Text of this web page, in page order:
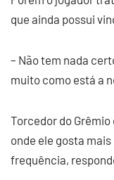
que ainda possui
– Não tem nada
muito como está a
Torcedor do
onde ele gosta
frequência,